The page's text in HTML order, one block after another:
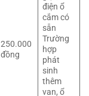
250.000
đồng
điện ổ
cắm có
sẵn
Trường
hợp
phát
sinh
thêm
van, ổ